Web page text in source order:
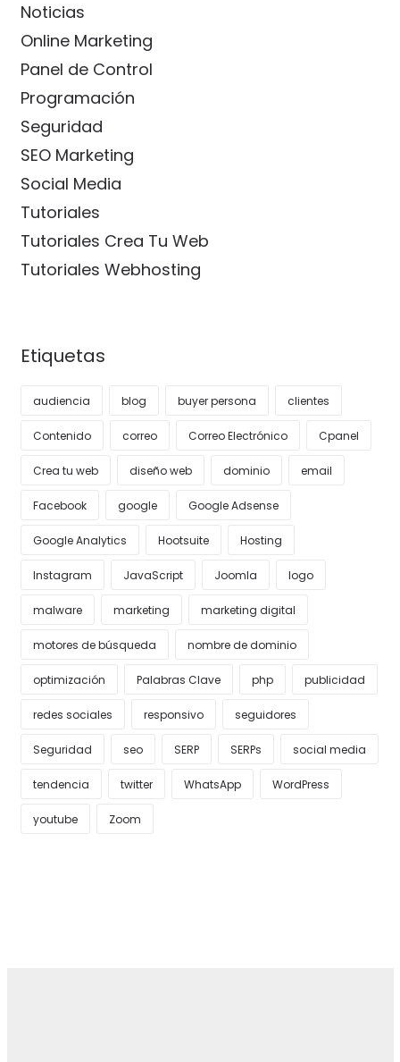
Noticias
Online Marketing
Panel de Control
Programación
Seguridad
SEO Marketing
Social Media
Tutoriales
Tutoriales Crea Tu Web
Tutoriales Webhosting
Etiquetas
audiencia blog buyer persona clientes
Contenido correo Correo Electrónico Cpanel
Crea tu web diseño web dominio email
Facebook google Google Adsense
Google Analytics Hootsuite Hosting
Instagram JavaScript Joomla logo
malware marketing marketing digital
motores de búsqueda nombre de dominio
optimización Palabras Clave php publicidad
redes sociales responsivo seguidores
Seguridad seo SERP SERPs social media
tendencia twitter WhatsApp WordPress
youtube Zoom